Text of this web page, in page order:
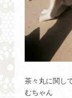
茶々丸に関し
むちゃん